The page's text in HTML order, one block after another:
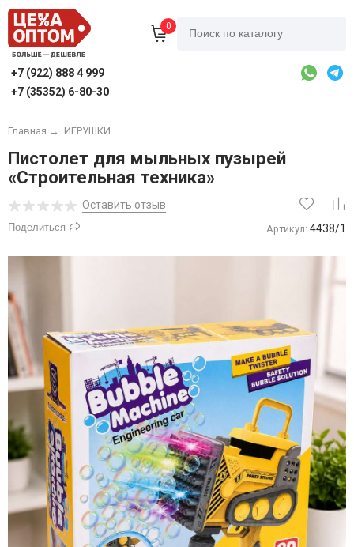
0
+7 (922) 888 4 999
+7 (35352) 6-80-30
Главная → ИГРУШКИ
Пистолет для мыльных пузырей
«Строительная техника»
Оставить отзыв
Поделиться Артикул: 4438/1